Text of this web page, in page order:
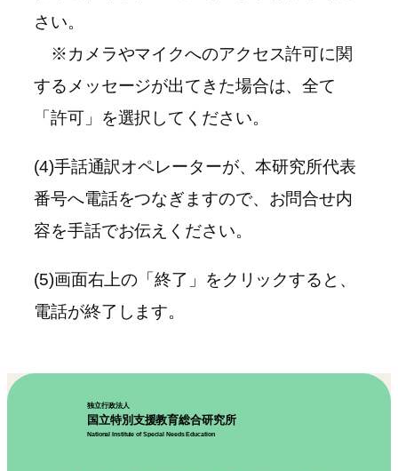
さい。
※カメラやマイクへのアクセス許可に関
するメッセージが出てきた場合は、全て
「許可」を選択してください。
(4)手話通訳オペレーターが、本研究所代表
番号へ電話をつなぎますので、お問合せ内
容を手話でお伝えください。
(5)画面右上の「終了」をクリックすると、
電話が終了します。
独立行政法人
国立特別支援教育総合研究所
National Institute of Special Needs Education